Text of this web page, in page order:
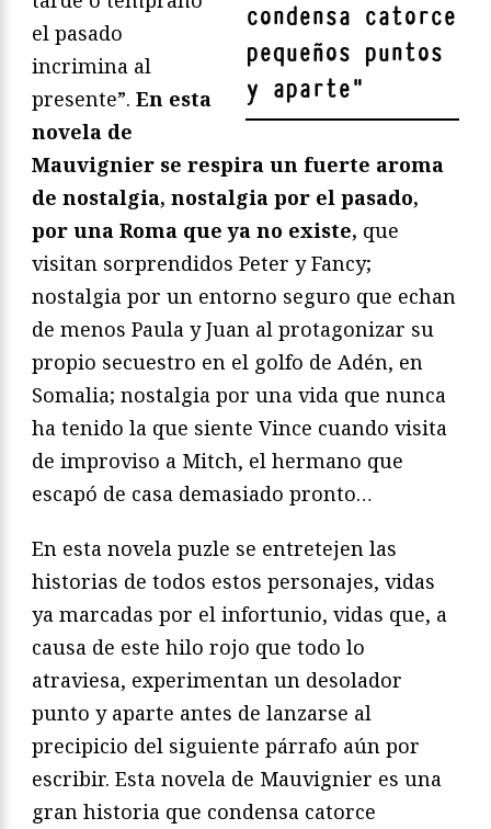
condensa catorce
pequeños puntos
y aparte"
el pasado
incrimina al
presente”. En esta
novela de
Mauvignier se respira un fuerte aroma
de nostalgia, nostalgia por el pasado,
por una Roma que ya no existe, que
visitan sorprendidos Peter y Fancy;
nostalgia por un entorno seguro que echan
de menos Paula y Juan al protagonizar su
propio secuestro en el golfo de Adén, en
Somalia; nostalgia por una vida que nunca
ha tenido la que siente Vince cuando visita
de improviso a Mitch, el hermano que
escapó de casa demasiado pronto…
En esta novela puzle se entretejen las
historias de todos estos personajes, vidas
ya marcadas por el infortunio, vidas que, a
causa de este hilo rojo que todo lo
atraviesa, experimentan un desolador
punto y aparte antes de lanzarse al
precipicio del siguiente párrafo aún por
escribir. Esta novela de Mauvignier es una
gran historia que condensa catorce